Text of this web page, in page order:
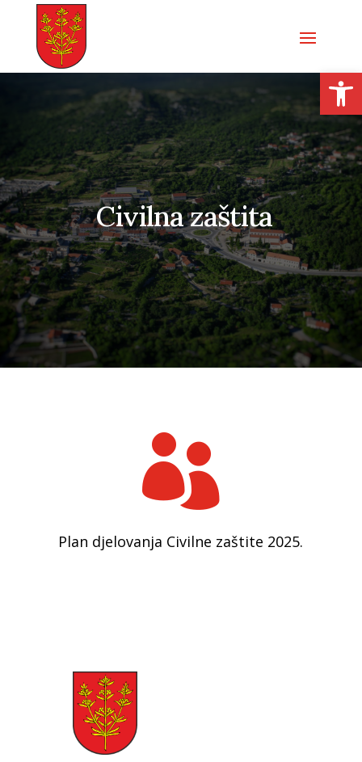
Civilna zaštita

Plan djelovanja Civilne zaštite 2025.